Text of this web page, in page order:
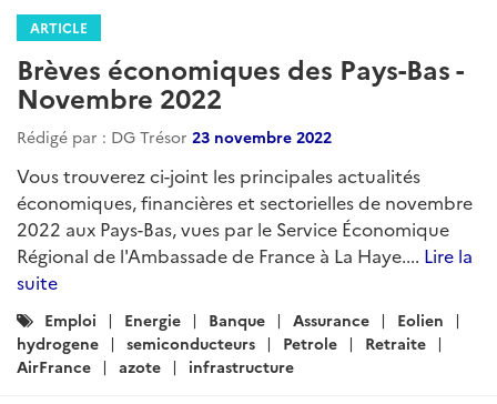
ARTICLE
Brèves économiques des Pays-Bas -
Novembre 2022
Rédigé par : DG Trésor 23 novembre 2022
Vous trouverez ci-joint les principales actualités
économiques, financières et sectorielles de novembre
2022 aux Pays-Bas, vues par le Service Économique
Régional de l'Ambassade de France à La Haye.... Lire la
suite
Catégories
:
Emploi Energie Banque Assurance
Eolien
hydrogene
semiconducteurs Petrole
Retraite
AirFrance
azote infrastructure